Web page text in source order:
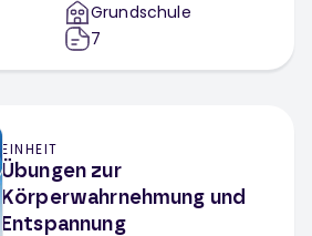
Grundschule
7
EINHEIT
Übungen zur
Körperwahrnehmung und
Entspannung